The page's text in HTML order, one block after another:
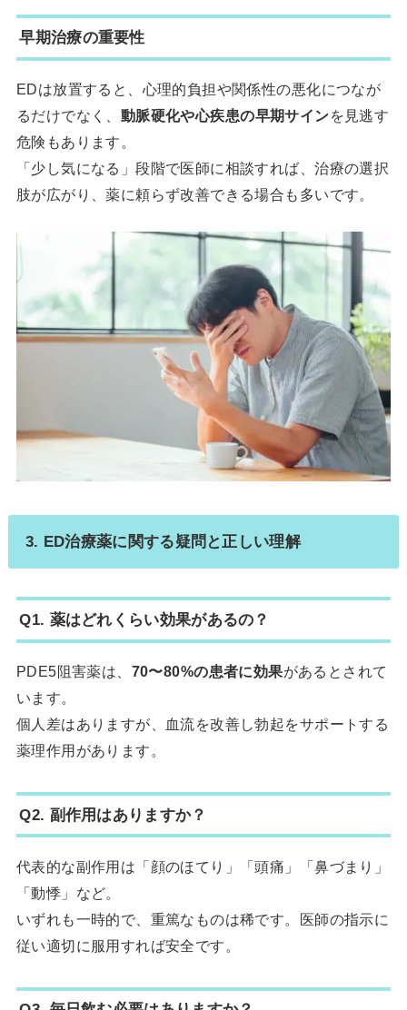
早期治療の重要性
EDは放置すると、心理的負担や関係性の悪化につなが
るだけでなく、 動脈硬化や心疾患の早期サインを見逃す
危険もあります。
「少し気になる」段階で医師に相談すれば、治療の選択
肢が広がり、薬に頼らず改善できる場合も多いです。
3. ED治療薬に関する疑問と正しい理解
Q1. 薬はどれくらい効果があるの？
PDE5阻害薬は、 70〜80%の患者に効果があるとされて
います。
個人差はありますが、血流を改善し勃起をサポートする
薬理作用があります。
Q2. 副作用はありますか？
代表的な副作用は「顔のほてり」「頭痛」「鼻づまり」
「動悸」など。
いずれも一時的で、重篤なものは稀です。医師の指示に
従い適切に服用すれば安全です。